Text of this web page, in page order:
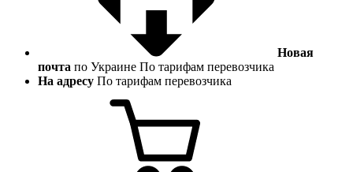
Новая
почта по Украине По тарифам перевозчика
На адресу По тарифам перевозчика